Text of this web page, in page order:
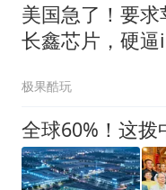
美国急了！要求
长鑫芯片，硬逼
极果酷玩